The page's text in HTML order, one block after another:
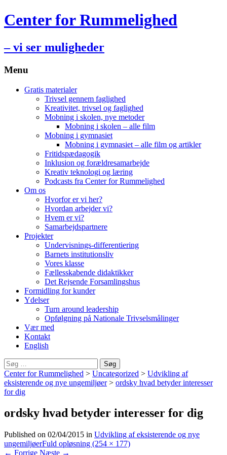
Center for Rummelighed
– vi ser muligheder
Menu
Hop
Gratis materialer
Trivsel gennem faglighed
Kreativitet, trivsel og faglighed
Mobning i skolen, nye metoder
Mobning i skolen – alle film
Mobning i gymnasiet
Mobning i gymnasiet – alle film og artikler
Fritidspædagogik
Inklusion og forældresamarbejde
Kreativ teknologi og læring
Podcasts fra Center for Rummelighed
Om os
Hvorfor er vi her?
Hvordan arbejder vi?
Hvem er vi?
Samarbejdspartnere
Projekter
Undervisnings-differentiering
Barnets institutionsliv
Vores klasse
Fællesskabende didaktikker
Det Rejsende Forsamlingshus
Formidling for kunder
Ydelser
Turn around leadership
Opfølgning på Nationale Trivselsmålinger
Vær med
Kontakt
English
Søg
efter:
Center for Rummelighed > Uncategorized > Udvikling af
eksisterende og nye ungemiljøer> ordsky hvad betyder interesser
for dig
ordsky hvad betyder interesser for dig
Published on 02/04/2015 in Udvikling af eksisterende og nye
ungemiljøerFuld opløsning (254 × 177)
← Forrige Næste →